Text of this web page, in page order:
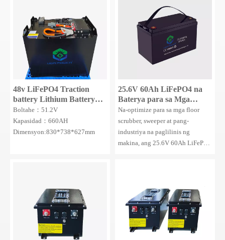
48v LiFePO4 Traction
battery Lithium Battery
51.2v 660ah to 800AH
Forklift Battery/Traction
Battery/Deep Cycle
Boltahe：51.2V
Kapasidad：660AH
Dimensyon:830*738*627mm
25.6V 60Ah LiFePO4 na
Baterya para sa Mga
Tagalinis ng Sahig
Na-optimize para sa mga floor
scrubber, sweeper at pang-
industriya na paglilinis ng
makina, ang 25.6V 60Ah LiFePO4
3000+ cycle sa 80% DOD at isang
IP65 na rating, nagbibigay-daan
ito sa walang maintenance,
mahusay na operasyon para sa
mga komersyal na tagapagbigay